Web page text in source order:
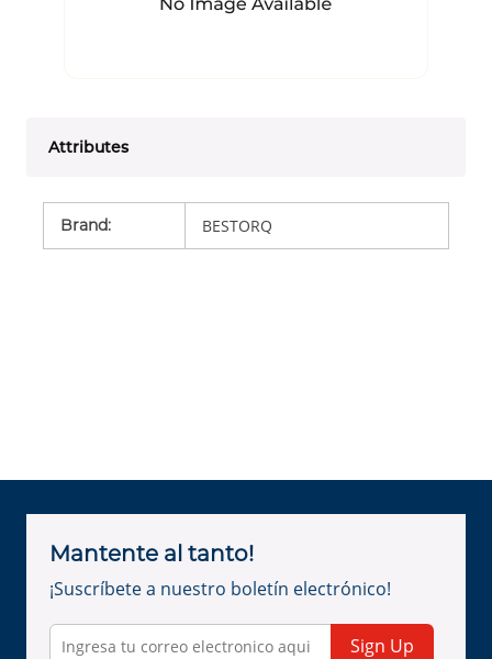
Attributes
Brand: BESTORQ
Mantente al tanto!
¡Suscríbete a nuestro boletín electrónico!
Sign Up